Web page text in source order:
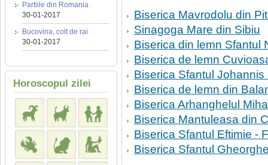
Partiile din Romania
30-01-2017
Bucovina, colt de rai
30-01-2017
Horoscopul zilei
Biserica Mavrodolu din
Sinagoga Mare din Sibiu
Biserica din lemn Sfantul
Biserica de lemn
Biserica Sfantul Johannis
Biserica de lemn din
Biserica Arhanghelul
Biserica Mantuleasa din
Biserica Sfantul Eftimie -
Biserica Sfantul